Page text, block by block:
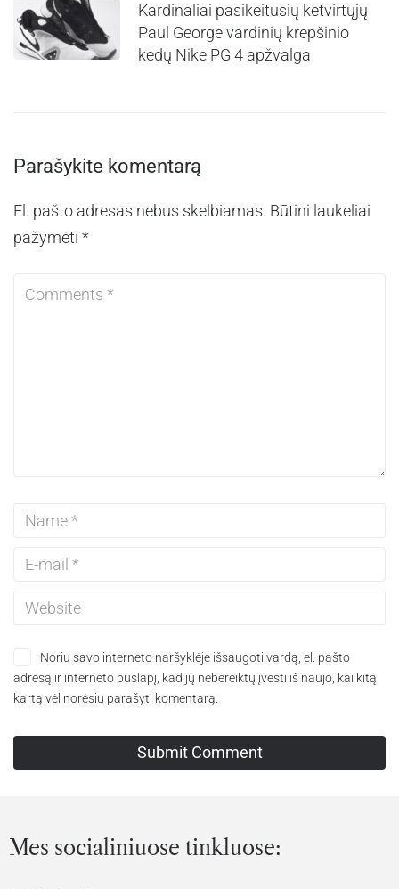
Kardinaliai pasikeitusių ketvirtųjų
Paul George vardinių krepšinio
kedų Nike PG 4 apžvalga
Parašykite komentarą
El. pašto adresas nebus skelbiamas. Būtini laukeliai
pažymėti *
Noriu savo interneto naršyklėje išsaugoti vardą, el. pašto
adresą ir interneto puslapį, kad jų nebereiktų įvesti iš naujo, kai kitą
kartą vėl norėsiu parašyti komentarą.
Mes socialiniuose tinkluose: